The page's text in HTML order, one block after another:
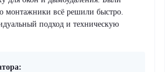
монтажники всё решили быстро.
подход и техническую